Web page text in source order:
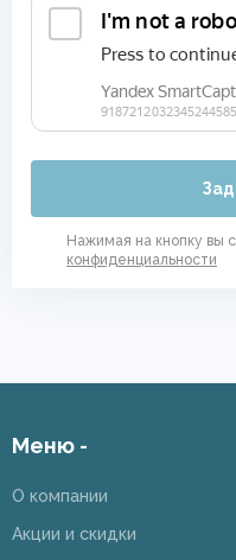
Нажимая на кнопку вы
конфиденциальности
Меню -
О компании
Акции и скидки